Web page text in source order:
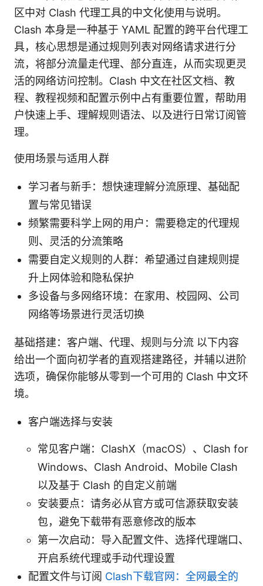
区中对 Clash 代理工具的中文化使用与说明。
Clash 本身是一种基于 YAML 配置的跨平台代理工
具，核心思想是通过规则列表对网络请求进行分
流，将部分流量走代理、部分直连，从而实现更灵
活的网络访问控制。Clash 中文在社区文档、教
程、教程视频和配置示例中占有重要位置，帮助用
户快速上手、理解规则语法、以及进行日常订阅管
理。
使用场景与适用人群
学习者与新手：想快速理解分流原理、基础配
置与常见错误
频繁需要科学上网的用户：需要稳定的代理规
则、灵活的分流策略
需要自定义规则的人群：希望通过自建规则提
升上网体验和隐私保护
多设备与多网络环境：在家用、校园网、公司
网络等场景进行灵活切换
基础搭建：客户端、代理、规则与分流 以下内容
给出一个面向初学者的直观搭建路径，并辅以进阶
选项，确保你能够从零到一个可用的 Clash 中文环
境。
客户端选择与安装
常见客户端：ClashX（macOS）、Clash for
Windows、Clash Android、Mobile Clash
以及基于 Clash 的自定义前端
安装要点：请务必从官方或可信源获取安装
包，避免下载带有恶意修改的版本
第一次启动：导入配置文件、选择代理端口、
开启系统代理或手动代理设置
配置文件与订阅 Clash下载官网：全网最全的